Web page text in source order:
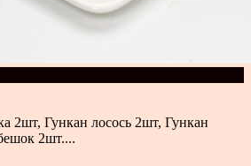
2шт, Гункан лосось 2шт, Гункан
2шт....